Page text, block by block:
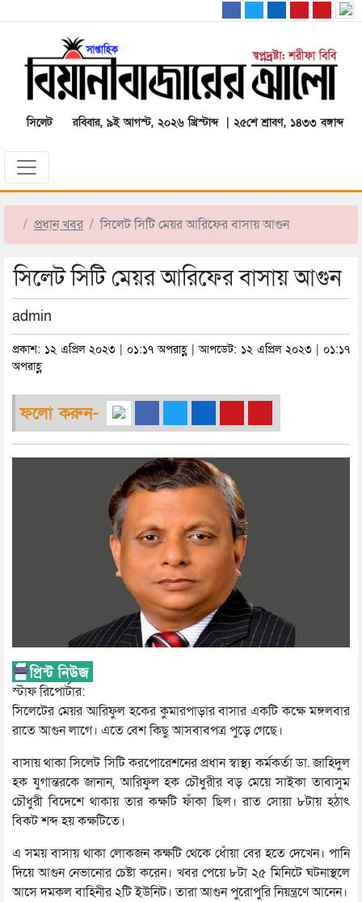
সিলেট রবিবার, ৯ই আগস্ট, ২০২৬ খ্রিস্টাব্দ | ২৫শে শ্রাবণ, ১৪৩৩ বঙ্গাব্দ
প্রধান খবর সিলেট সিটি মেয়র আরিফের বাসায় আগুন
সিলেট সিটি মেয়র আরিফের বাসায় আগুন
admin
প্রকাশ: ১২ এপ্রিল ২০২৩ | ০১:১৭ অপরাহ্ণ | আপডেট: ১২ এপ্রিল ২০২৩ | ০১:১৭
অপরাহ্ণ
ফলো করুন-
স্টাফ রিপোর্টার:
সিলেটের মেয়র আরিফুল হকের কুমারপাড়ার বাসার একটি কক্ষে মঙ্গলবার
রাতে আগুন লাগে। এতে বেশ কিছু আসবাবপত্র পুড়ে গেছে।
বাসায় থাকা সিলেট সিটি করপোরেশনের প্রধান স্বাস্থ্য কর্মকর্তা ডা. জাহিদুল
হক যুগান্তরকে জানান, আরিফুল হক চৌধুরীর বড় মেয়ে সাইকা তাবাসুম
চৌধুরী বিদেশে থাকায় তার কক্ষটি ফাঁকা ছিল। রাত সোয়া ৮টায় হঠাৎ
বিকট শব্দ হয় কক্ষটিতে।
এ সময় বাসায় থাকা লোকজন কক্ষটি থেকে ধোঁয়া বের হতে দেখেন। পানি
দিয়ে আগুন নেভানোর চেষ্টা করেন। খবর পেয়ে ৮টা ২৫ মিনিটে ঘটনাস্থলে
আসে দমকল বাহিনীর ২টি ইউনিট। তারা আগুন পুরোপুরি নিয়ন্ত্রণে আনেন।